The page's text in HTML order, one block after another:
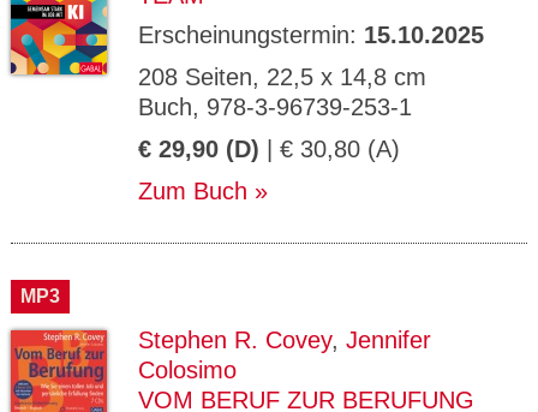
Erscheinungstermin: 15.10.2025
208 Seiten, 22,5 x 14,8 cm
Buch, 978-3-96739-253-1
€ 29,90 (D) | € 30,80 (A)
Zum Buch
MP3
Stephen R. Covey, Jennifer
Colosimo
VOM BERUF ZUR BERUFUNG